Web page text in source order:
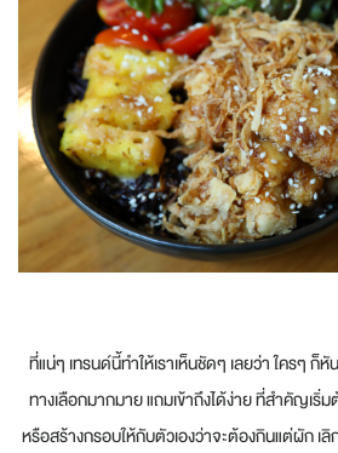
ที่แน่ๆ เทรนด์นี้ทำให้เราเห็นชัดๆ เลยว่า ใครๆ ก็
ทางเลือกมากมาย แถมเข้าถึงได้ง่าย ที่สำคัญเริ่
หรือสร้างกรอบให้กับตัวเองว่าจะต้องกินแต่ผัก เ